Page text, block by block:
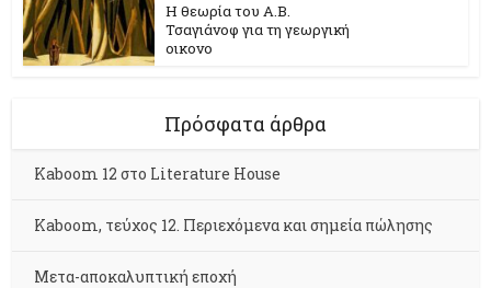
Η θεωρία του Α.Β.
Τσαγιάνοφ για τη γεωργική
οικονο
Πρόσφατα άρθρα
Kaboom 12 στο Literature House
Kaboom, τεύχος 12. Περιεχόμενα και σημεία πώλησης
Μετα-αποκαλυπτική εποχή